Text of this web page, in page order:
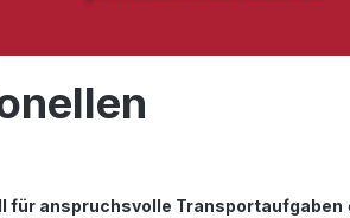
für anspruchsvolle Transportaufgaben